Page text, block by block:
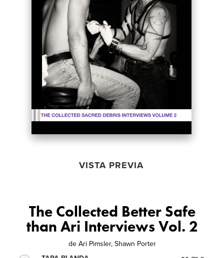
VISTA PREVIA
The Collected Better Safe
than Ari Interviews Vol. 2
de Ari Pimsler, Shawn Porter